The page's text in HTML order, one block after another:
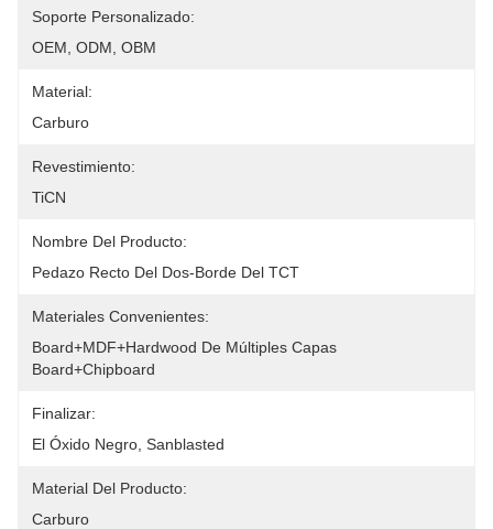
Soporte Personalizado:
OEM, ODM, OBM
Material:
Carburo
Revestimiento:
TiCN
Nombre Del Producto:
Pedazo Recto Del Dos-Borde Del TCT
Materiales Convenientes:
Board+MDF+hardwood De Múltiples Capas
Board+chipboard
Finalizar:
El Óxido Negro, Sanblasted
Material Del Producto:
Carburo